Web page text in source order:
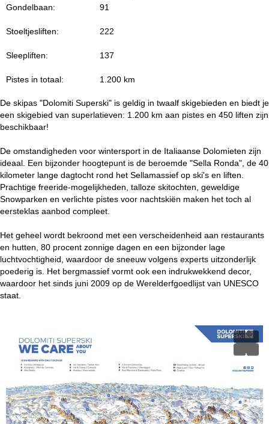
Gondelbaan: 91
Stoeltjesliften: 222
Sleepliften: 137
Pistes in totaal: 1.200 km
De skipas "Dolomiti Superski" is geldig in twaalf skigebieden en biedt je
een skigebied van superlatieven: 1.200 km aan pistes en 450 liften zijn
beschikbaar!
De omstandigheden voor wintersport in de Italiaanse Dolomieten zijn
ideaal. Een bijzonder hoogtepunt is de beroemde "Sella Ronda", de 40
kilometer lange dagtocht rond het Sellamassief op ski's en liften.
Prachtige freeride-mogelijkheden, talloze skitochten, geweldige
Snowparken en verlichte pistes voor nachtskiën maken het toch al
eersteklas aanbod compleet.
Het geheel wordt bekroond met een verscheidenheid aan restaurants
en hutten, 80 procent zonnige dagen en een bijzonder lage
luchtvochtigheid, waardoor de sneeuw volgens experts uitzonderlijk
poederig is. Het bergmassief vormt ook een indrukwekkend decor,
waardoor het sinds juni 2009 op de Werelderfgoedlijst van UNESCO
staat.